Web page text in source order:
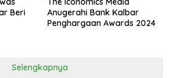
Beri
Anugerahi Bank Kalbar
Penghargaan Awards 2024
Selengkapnya